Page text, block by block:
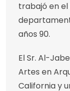
trabajó en
años 90.
El Sr. Al-
Artes en
California y